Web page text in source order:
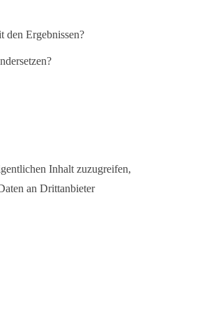
den Ergebnissen?
Inhalt zuzugreifen,
an Drittanbieter